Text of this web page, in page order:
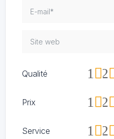
Qualité 2
1
Prix 2
1
Service 2
1